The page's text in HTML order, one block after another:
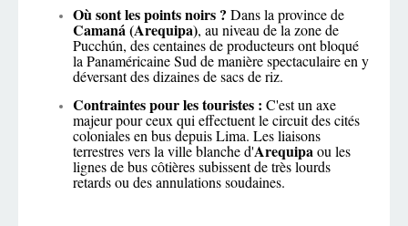
Où sont les points noirs ? Dans la province de
Camaná (Arequipa), au niveau de la zone de
Pucchún, des centaines de producteurs ont bloqué
la Panaméricaine Sud de manière spectaculaire en y
déversant des dizaines de sacs de riz.
Contraintes pour les touristes : C'est un axe
majeur pour ceux qui effectuent le circuit des cités
coloniales en bus depuis Lima. Les liaisons
terrestres vers la ville blanche d'Arequipaou les
lignes de bus côtières subissent de très lourds
retards ou des annulations soudaines.